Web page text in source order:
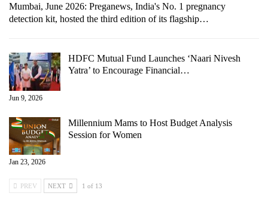
Mumbai, June 2026: Preganews, India's No. 1 pregnancy
detection kit, hosted the third edition of its flagship…
HDFC Mutual Fund Launches ‘Naari Nivesh
Yatra’ to Encourage Financial…
Jun 9, 2026
Millennium Mams to Host Budget Analysis
Session for Women
Jan 23, 2026
PREV NEXT 1 of 13